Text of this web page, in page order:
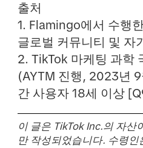
출처
1. Flamingo에서 수행
글로벌 커뮤니티 및 자
2. TikTok 마케팅 과학
(AYTM 진행, 2023년
간 사용자 18세 이상
이 글은 TikTok Inc.의 자산
만 작성되었습니다. 수령